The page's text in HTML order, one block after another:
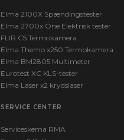
Elma 2100X Spændingstester
Elma 2700x One Elektrisk tester
FLIR C5 Termokamera
Elma Themo x250 Termokamera
Elma BM2805 Multimeter
Eurotest XC KLS-tester
Elma Laser x2 krydslaser
SERVICE CENTER
Serviceskema RMA